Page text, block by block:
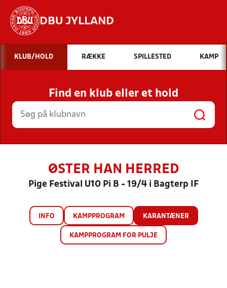
DBU JYLLAND
Hvad vil du søge efter?
INDHOLD OG NYHEDER
STILLINGER, RESULTATER, KLUBBER OG
HOLD
KLUB/HOLD RÆKKE SPILLESTED KAMP
Find en klub eller et hold
ØSTER HAN HERRED
Pige Festival U10 Pi B - 19/4 i Bagterp IF
INFO KAMPPROGRAM KARANTÆNER
KAMPPROGRAM FOR PULJE